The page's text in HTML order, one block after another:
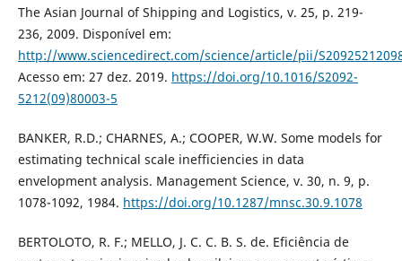
The Asian Journal of Shipping and Logistics, v. 25, p. 219-
236, 2009. Disponível em:
http://www.sciencedirect.com/science/article/pii/
Acesso em: 27 dez. 2019. https://doi.org/10.1016/S2092-
5212(09)80003-5
BANKER, R.D.; CHARNES, A.; COOPER, W.W. Some models for
estimating technical scale inefficiencies in data
envelopment analysis. Management Science, v. 30, n. 9, p.
1078-1092, 1984. https://doi.org/10.1287/mnsc.30.9.1078
BERTOLOTO, R. F.; MELLO, J. C. C. B. S. de. Eficiência de